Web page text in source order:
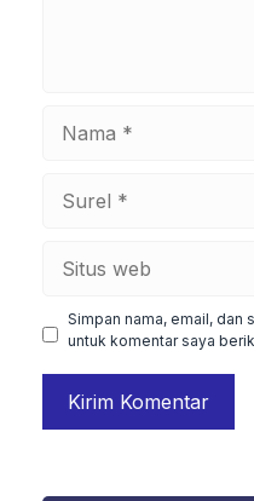
Simpan nama, email, dan
untuk komentar saya